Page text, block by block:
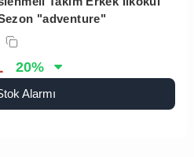
"adventure"
20%
Alarmı